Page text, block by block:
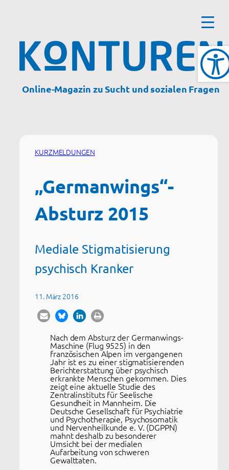
Online-Magazin zu Sucht und sozialen Fragen
KURZMELDUNGEN
„Germanwings“-
Absturz 2015
Mediale Stigmatisierung
psychisch Kranker
11. März 2016
Nach dem Absturz der Germanwings-
Maschine (Flug 9525) in den
französischen Alpen im vergangenen
Jahr ist es zu einer stigmatisierenden
Berichterstattung über psychisch
erkrankte Menschen gekommen. Dies
zeigt eine aktuelle Studie des
Zentralinstituts für Seelische
Gesundheit in Mannheim. Die
Deutsche Gesellschaft für Psychiatrie
und Psychotherapie, Psychosomatik
und Nervenheilkunde e. V. (DGPPN)
mahnt deshalb zu besonderer
Umsicht bei der medialen
Aufarbeitung von schweren
Gewalttaten.